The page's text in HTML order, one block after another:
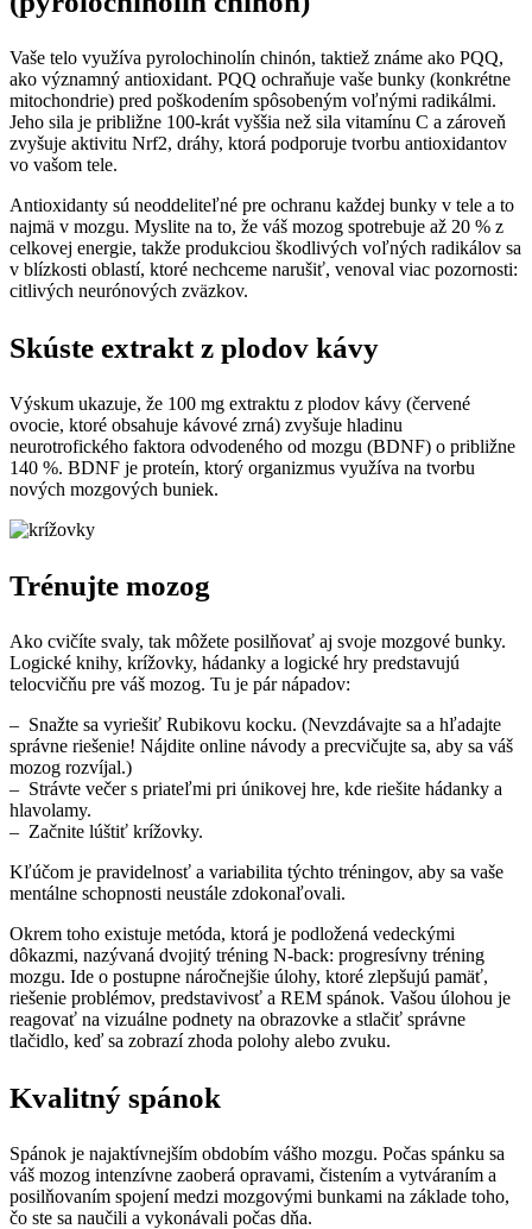
Vaše telo využíva pyrolochinolín chinón, taktiež známe ako PQQ,
ako významný antioxidant. PQQ ochraňuje vaše bunky (konkrétne
mitochondrie) pred poškodením spôsobeným voľnými radikálmi.
Jeho sila je približne 100-krát vyššia než sila vitamínu C a zároveň
zvyšuje aktivitu Nrf2, dráhy, ktorá podporuje tvorbu antioxidantov
vo vašom tele.
Antioxidanty sú neoddeliteľné pre ochranu každej bunky v tele a to
najmä v mozgu. Myslite na to, že váš mozog spotrebuje až 20 % z
celkovej energie, takže produkciou škodlivých voľných radikálov sa
v blízkosti oblastí, ktoré nechceme narušiť, venoval viac pozornosti:
citlivých neurónových zväzkov.
Skúste extrakt z plodov kávy
Výskum ukazuje, že 100 mg extraktu z plodov kávy (červené
ovocie, ktoré obsahuje kávové zrná) zvyšuje hladinu
neurotrofického faktora odvodeného od mozgu (BDNF) o približne
140 %. BDNF je proteín, ktorý organizmus využíva na tvorbu
nových mozgových buniek.
Trénujte mozog
Ako cvičíte svaly, tak môžete posilňovať aj svoje mozgové bunky.
Logické knihy, krížovky, hádanky a logické hry predstavujú
telocvičňu pre váš mozog. Tu je pár nápadov:
– Snažte sa vyriešiť Rubikovu kocku. (Nevzdávajte sa a hľadajte
správne riešenie! Nájdite online návody a precvičujte sa, aby sa váš
mozog rozvíjal.)
– Strávte večer s priateľmi pri únikovej hre, kde riešite hádanky a
hlavolamy.
– Začnite lúštiť krížovky.
Kľúčom je pravidelnosť a variabilita týchto tréningov, aby sa vaše
mentálne schopnosti neustále zdokonaľovali.
Okrem toho existuje metóda, ktorá je podložená vedeckými
dôkazmi, nazývaná dvojitý tréning N-back: progresívny tréning
mozgu. Ide o postupne náročnejšie úlohy, ktoré zlepšujú pamäť,
riešenie problémov, predstavivosť a REM spánok. Vašou úlohou je
reagovať na vizuálne podnety na obrazovke a stlačiť správne
tlačidlo, keď sa zobrazí zhoda polohy alebo zvuku.
Kvalitný spánok
Spánok je najaktívnejším obdobím vášho mozgu. Počas spánku sa
váš mozog intenzívne zaoberá opravami, čistením a vytváraním a
posilňovaním spojení medzi mozgovými bunkami na základe toho,
čo ste sa naučili a vykonávali počas dňa.